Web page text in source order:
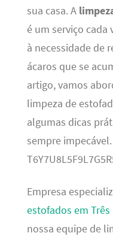
sua casa. A
é um serviço cada
à necessidade de
ácaros que se
artigo, vamos
limpeza de
algumas dicas
sempre
Empresa
estofados em Três
nossa equipe de